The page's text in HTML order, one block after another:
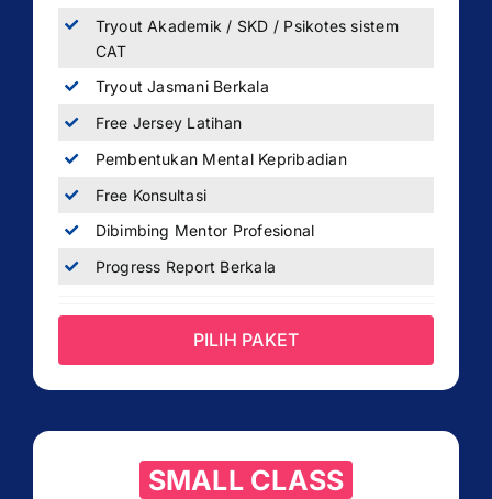
Tryout Akademik / SKD / Psikotes sistem
CAT
Tryout Jasmani Berkala
Free Jersey Latihan
Pembentukan Mental Kepribadian
Free Konsultasi
Dibimbing Mentor Profesional
Progress Report Berkala
PILIH PAKET
SMALL CLASS